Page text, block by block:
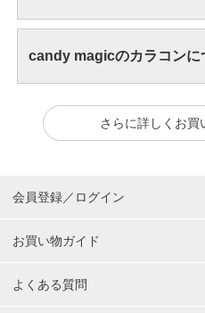
candy magicのカラコンに
さらに詳しくお買
会員登録／ログイン
お買い物ガイド
よくある質問